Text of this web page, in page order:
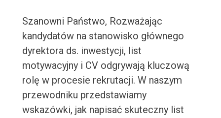
Szanowni Państwo, Rozważając
kandydatów na stanowisko głównego
dyrektora ds. inwestycji, list
motywacyjny i CV odgrywają kluczową
rolę w procesie rekrutacji. W naszym
przewodniku przedstawiamy
wskazówki, jak napisać skuteczny list